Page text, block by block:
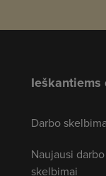
Ieškantiems
Darbo
Naujausi darbo
skelbimai